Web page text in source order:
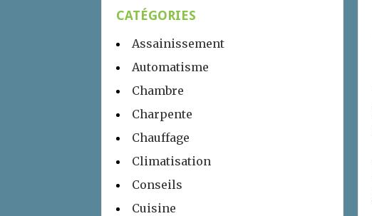
CATÉGORIES
Assainissement
Automatisme
Chambre
Charpente
Chauffage
Climatisation
Conseils
Cuisine